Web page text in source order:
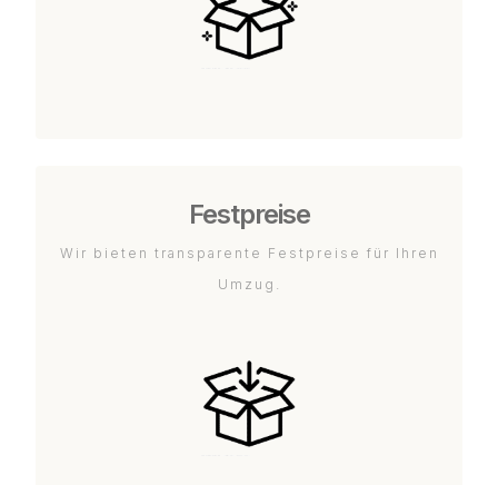
Festpreise
Wir bieten transparente Festpreise für Ihren
Umzug.